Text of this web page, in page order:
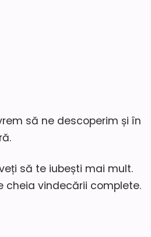
să ne descoperim și în
să te iubești mai mult.
cheia vindecării complete.